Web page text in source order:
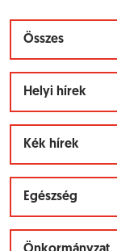
Összes
Helyi hírek
Kék hírek
Egészség